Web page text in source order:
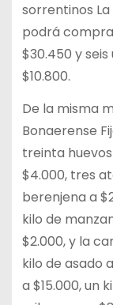
sorrentinos
podrá
$30.450 y
$10.800.
De la misma
Bonaerense
treinta
$4.000, tres
berenjena a
kilo de
$2.000, y la
kilo de asado
a $15.000, un